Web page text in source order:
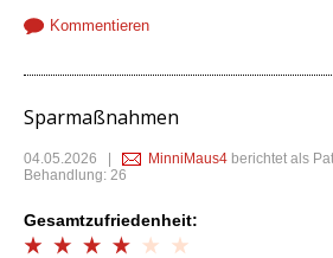
Kommentieren
Sparmaßnahmen
04.05.2026 MinniMaus4 berichtet als
Behandlung: 26
Gesamtzufriedenheit: